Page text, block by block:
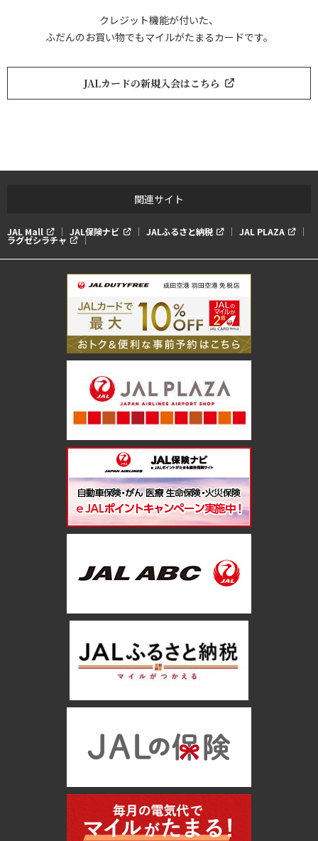
クレジット機能が付いた、
ふだんのお買い物でもマイルがたまるカードです。
JALカードの新規入会はこちら
関連サイト
JAL Mall JAL保険ナビ JALふるさと納税 JAL PLAZA
ラグゼシラチャ